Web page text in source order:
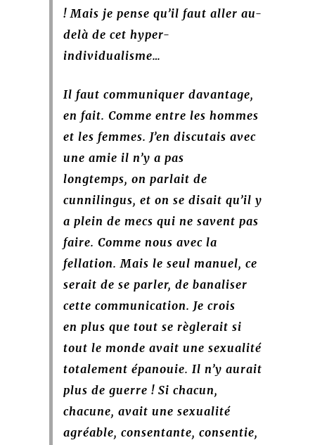
! Mais je pense qu’il faut aller au-
delà de cet hyper-
individualisme…
Il faut communiquer davantage,
en fait. Comme entre les hommes
et les femmes. J’en discutais avec
une amie il n’y a pas
longtemps, on parlait de
cunnilingus, et on se disait qu’il y
a plein de mecs qui ne savent pas
faire. Comme nous avec la
fellation. Mais le seul manuel, ce
serait de se parler, de banaliser
cette communication. Je crois
en plus que tout se règlerait si
tout le monde avait une sexualité
totalement épanouie. Il n’y aurait
plus de guerre ! Si chacun,
chacune, avait une sexualité
agréable, consentante, consentie,